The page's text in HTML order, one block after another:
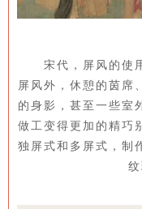
宋代，屏风的使
屏风外，休憩的茵席
的身影，甚至一些室
做工变得更加的精巧
独屏式和多屏式，制